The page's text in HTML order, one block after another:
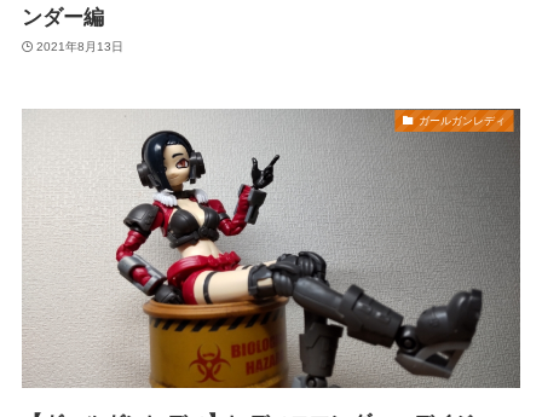
ンダー編
2021年8月13日
ガールガンレディ